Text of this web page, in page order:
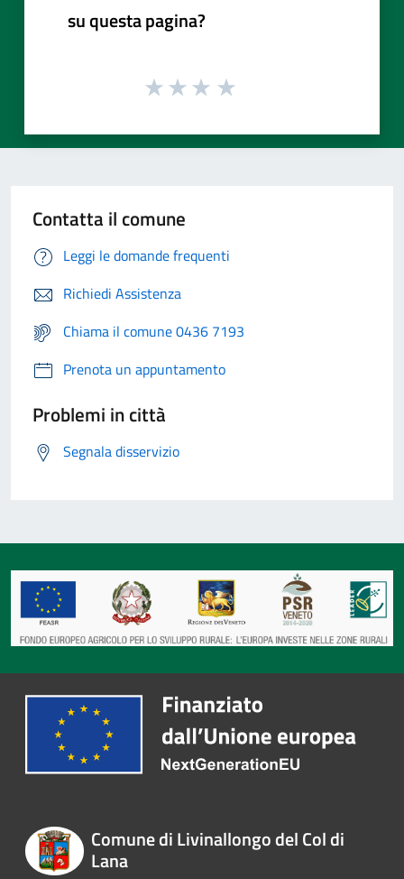
su questa pagina?
Contatta il comune
Leggi le domande frequenti
Richiedi Assistenza
Chiama il comune 0436 7193
Prenota un appuntamento
Problemi in città
Segnala disservizio
Comune di Livinallongo del Col di
Lana